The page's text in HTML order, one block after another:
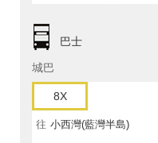
巴士
城巴
8X
往 小西灣(藍灣半島)